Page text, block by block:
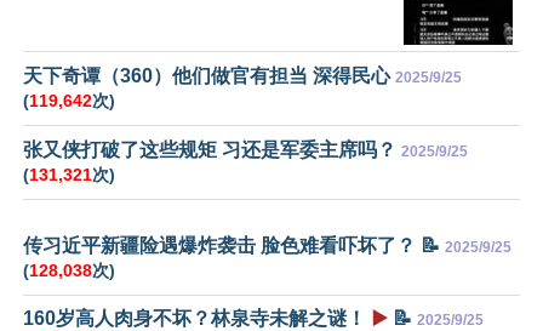
天下奇谭（360）他们做官有担当 深得民心 2025/9/25
(119,642次)
张又侠打破了这些规矩 习还是军委主席吗？ 2025/9/25
(131,321次)
传习近平新疆险遇爆炸袭击 脸色难看吓坏了？ 📝 2025/9/25
(128,038次)
160岁高人肉身不坏？林泉寺未解之谜！ ▶️ 📝 2025/9/25